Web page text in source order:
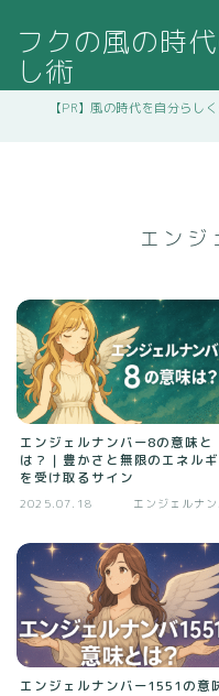
フクの風の時
し術
MENU
プライバシーポリシー
お問い合わせ
【PR】風の時代を自分らし
エンジ
エンジェルナンバー8の意味と
は？｜豊かさと無限のエネル
を受け取るサイン
2025.07.18 エンジェルナン
エンジェルナンバー1551の意